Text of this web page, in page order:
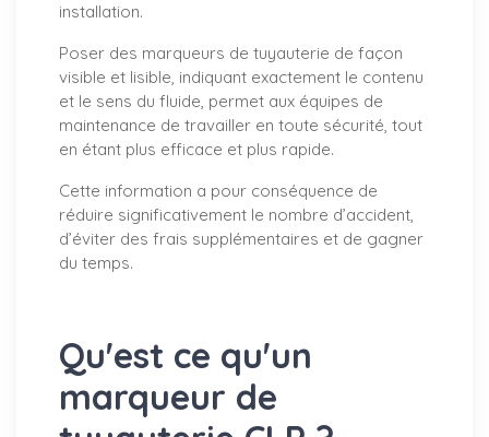
installation.
Poser des marqueurs de tuyauterie de façon
visible et lisible, indiquant exactement le contenu
et le sens du fluide, permet aux équipes de
maintenance de travailler en toute sécurité, tout
en étant plus efficace et plus rapide.
Cette information a pour conséquence de
réduire significativement le nombre d’accident,
d’éviter des frais supplémentaires et de gagner
du temps.
Qu'est ce qu'un
marqueur de